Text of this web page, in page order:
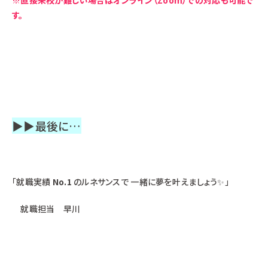
す。
▶▶最後に…
「就職実績 No.1 のルネサンスで 一緒に夢を叶えましょう✨」
就職担当 早川